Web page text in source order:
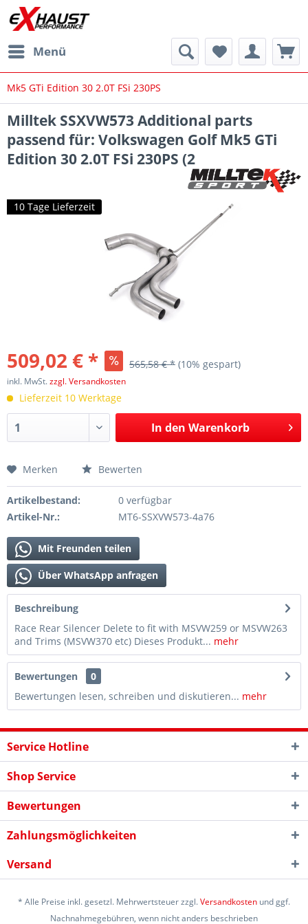
Menü
Mk5 GTi Edition 30 2.0T FSi 230PS
Milltek SSXVW573 Additional parts
passend für: Volkswagen Golf Mk5 GTi
Edition 30 2.0T FSi 230PS (2
10 Tage Lieferzeit
509,02 € * 565,58 € * (10% gespart)
inkl. MwSt.zzgl. Versandkosten
Lieferzeit 10 Werktage
In den Warenkorb
Merken Bewerten
Artikelbestand:
0 verfügbar
Artikel-Nr.:
MT6-SSXVW573-4a76
Mit Freunden teilen
Über WhatsApp anfragen
Beschreibung
Race Rear Silencer Delete to fit with MSVW259 or MSVW263
and Trims (MSVW370 etc) Dieses Produkt... mehr
Bewertungen
0
Bewertungen lesen, schreiben und diskutieren... mehr
Service Hotline
Shop Service
Bewertungen
Zahlungsmöglichkeiten
Versand
* Alle Preise inkl. gesetzl. Mehrwertsteuer zzgl.Versandkosten und ggf.
Nachnahmegebühren, wenn nicht anders beschrieben